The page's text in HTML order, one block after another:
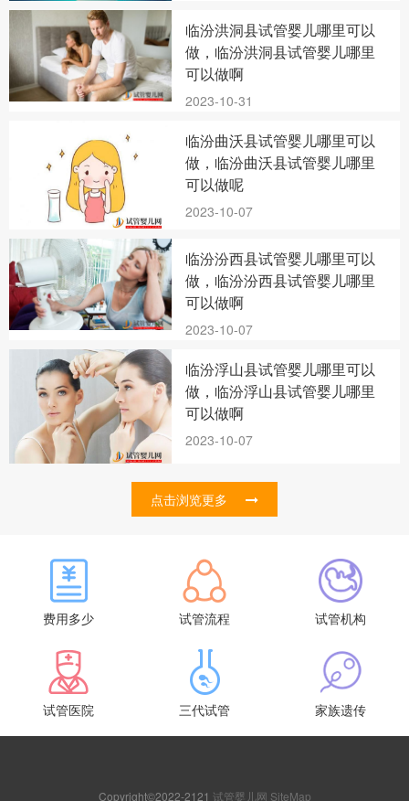
临汾洪洞县试管婴儿哪里可以
做，临汾洪洞县试管婴儿哪里
可以做啊
2023-10-31
临汾曲沃县试管婴儿哪里可以
做，临汾曲沃县试管婴儿哪里
可以做呢
2023-10-07
临汾汾西县试管婴儿哪里可以
做，临汾汾西县试管婴儿哪里
可以做啊
2023-10-07
临汾浮山县试管婴儿哪里可以
做，临汾浮山县试管婴儿哪里
可以做啊
2023-10-07
点击浏览更多
费用多少 试管流程 试管机构
试管医院 三代试管 家族遗传
Copyright©2022-2121 试管婴儿网 SiteMap